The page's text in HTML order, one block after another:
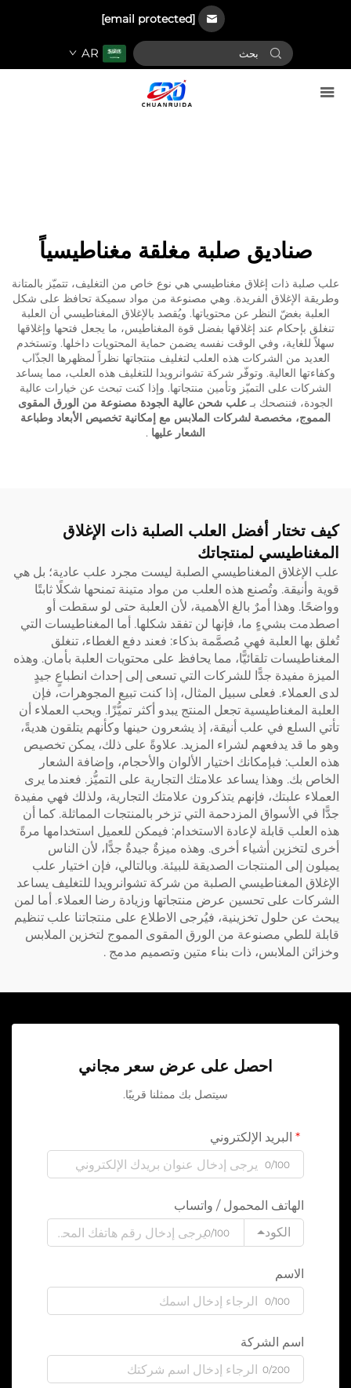
[email protected]
AR
صناديق صلبة مغلقة مغناطيسياً
علب صلبة ذات إغلاق مغناطيسي هي نوع خاص من التغليف، تتميّز بالمتانة
وطريقة الإغلاق الفريدة. وهي مصنوعة من مواد سميكة تحافظ على شكل
العلبة بغضّ النظر عن محتوياتها. ويُقصد بالإغلاق المغناطيسي أن العلبة
تنغلق بإحكام عند إغلاقها بفضل قوة المغناطيس، ما يجعل فتحها وإغلاقها
سهلاً للغاية، وفي الوقت نفسه يضمن حماية المحتويات داخلها. وتستخدم
العديد من الشركات هذه العلب لتغليف منتجاتها نظراً لمظهرها الجذّاب
وكفاءتها العالية. وتوفّر شركة تشوانرويدا للتغليف هذه العلب، مما يساعد
الشركات على التميّز وتأمين منتجاتها. وإذا كنت تبحث عن خيارات عالية
الجودة، فننصحك بـ علب شحن عالية الجودة مصنوعة من الورق المقوى
المموج، مخصصة لشركات الملابس مع إمكانية تخصيص الأبعاد وطباعة
الشعار عليها .
كيف تختار أفضل العلب الصلبة ذات الإغلاق
المغناطيسي لمنتجاتك
علب الإغلاق المغناطيسي الصلبة ليست مجرد علب عادية؛ بل هي
قوية وأنيقة. وتُصنع هذه العلب من مواد متينة تمنحها شكلًا ثابتًا
وواضحًا. وهذا أمرٌ بالغ الأهمية، لأن العلبة حتى لو سقطت أو
اصطدمت بشيءٍ ما، فإنها لن تفقد شكلها. أما المغناطيسات التي
تُغلق بها العلبة فهي مُصمَّمة بذكاء: فعند دفع الغطاء، تنغلق
المغناطيسات تلقائيًّا، مما يحافظ على محتويات العلبة بأمان. وهذه
الميزة مفيدة جدًّا للشركات التي تسعى إلى إحداث انطباعٍ جيدٍ
لدى العملاء. فعلى سبيل المثال، إذا كنت تبيع المجوهرات، فإن
العلبة المغناطيسية تجعل المنتج يبدو أكثر تميُّزًا. ويحب العملاء أن
تأتي السلع في علب أنيقة، إذ يشعرون حينها وكأنهم يتلقون هديةً،
وهو ما قد يدفعهم لشراء المزيد. علاوةً على ذلك، يمكن تخصيص
هذه العلب: فبإمكانك اختيار الألوان والأحجام، وإضافة الشعار
الخاص بك. وهذا يساعد علامتك التجارية على التميُّز. فعندما يرى
العملاء علبتك، فإنهم يتذكرون علامتك التجارية، ولذلك فهي مفيدة
جدًّا في الأسواق المزدحمة التي تزخر بالمنتجات المماثلة. كما أن
هذه العلب قابلة لإعادة الاستخدام: فيمكن للعميل استخدامها مرةً
أخرى لتخزين أشياء أخرى. وهذه ميزةٌ جيدةٌ جدًّا، لأن الناس
يميلون إلى المنتجات الصديقة للبيئة. وبالتالي، فإن اختيار علب
الإغلاق المغناطيسي الصلبة من شركة تشوانرويدا للتغليف يساعد
الشركات على تحسين عرض منتجاتها وزيادة رضا العملاء. أما لمن
يبحث عن حلول تخزينية، فيُرجى الاطلاع على منتجاتنا علب تنظيم
قابلة للطي مصنوعة من الورق المقوى المموج لتخزين الملابس
وخزائن الملابس، ذات بناء متين وتصميم مدمج .
احصل على عرض سعر مجاني
سيتصل بك ممثلنا قريبًا.
البريد الإلكتروني
0/100
الهاتف المحمول / واتساب
الكود
0/100
الاسم
0/100
اسم الشركة
0/200